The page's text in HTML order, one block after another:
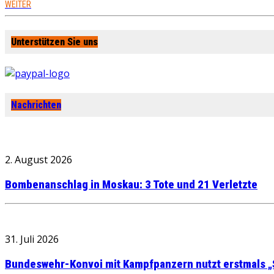
WEITER
Unterstützen Sie uns
Nachrichten
2. August 2026
Bombenanschlag in Moskau: 3 Tote und 21 Verletzte
31. Juli 2026
Bundeswehr-Konvoi mit Kampfpanzern nutzt erstmals